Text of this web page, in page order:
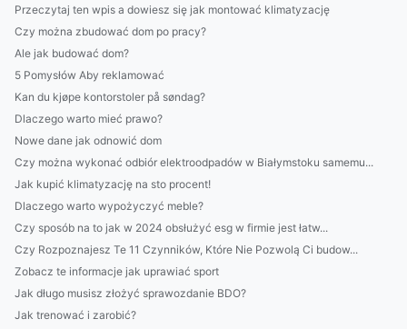
Przeczytaj ten wpis a dowiesz się jak montować klimatyzację
Czy można zbudować dom po pracy?
Ale jak budować dom?
5 Pomysłów Aby reklamować
Kan du kjøpe kontorstoler på søndag?
Dlaczego warto mieć prawo?
Nowe dane jak odnowić dom
Czy można wykonać odbiór elektroodpadów w Białymstoku samemu...
Jak kupić klimatyzację na sto procent!
Dlaczego warto wypożyczyć meble?
Czy sposób na to jak w 2024 obsłużyć esg w firmie jest łatw...
Czy Rozpoznajesz Te 11 Czynników, Które Nie Pozwolą Ci budow...
Zobacz te informacje jak uprawiać sport
Jak długo musisz złożyć sprawozdanie BDO?
Jak trenować i zarobić?